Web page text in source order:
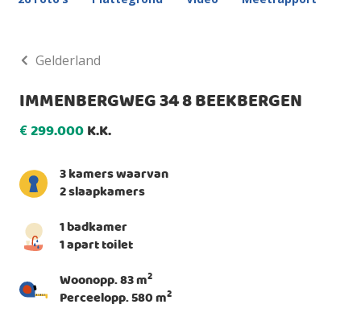
Gelderland
IMMENBERGWEG 34 8 BEEKBERGEN
€299.000K.K.
3 kamers waarvan
2 slaapkamers
1 badkamer
1 apart toilet
Woonopp. 83 m2
Perceelopp. 580 m2